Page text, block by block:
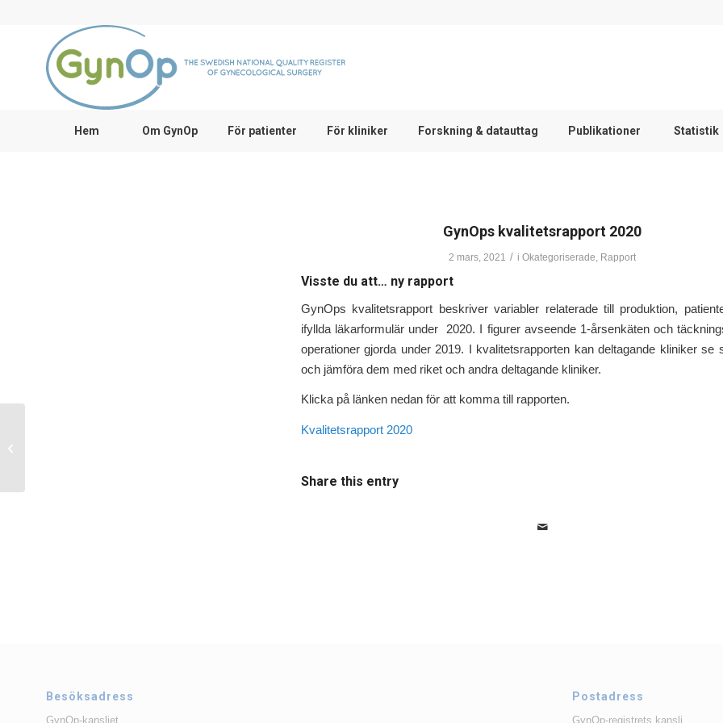
Hem Om GynOp För patienter För kliniker Forskning & datauttag Publikationer Statistik
GynOps kvalitetsrapport 2020
2 mars, 2021 / i Okategoriserade, Rapport
Visste du att… ny rapport
GynOps kvalitetsrapport beskriver variabler relaterade till produktion,
ifyllda läkarformulär under 2020. I figurer avseende 1-årsenkäten och
operationer gjorda under 2019. I kvalitetsrapporten kan deltagande kliniker se
och jämföra dem med riket och andra deltagande kliniker.
Klicka på länken nedan för att komma till rapporten.
Kvalitetsrapport 2020
Share this entry
Besöksadress
GynOp-kansliet
Postadress
GynOp-registrets kansli